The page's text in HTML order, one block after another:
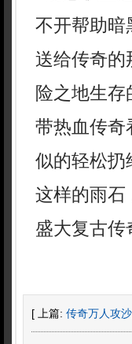
不开帮助暗
送给传奇的
险之地生存
带热血传奇
似的轻松扔
这样的雨石
盛大复古
[ 上篇: 传奇万人攻